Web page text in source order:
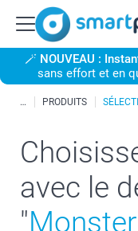
🪄 NOUVEAU :
sans effort et en
PRODUITS
avec le
"Monster